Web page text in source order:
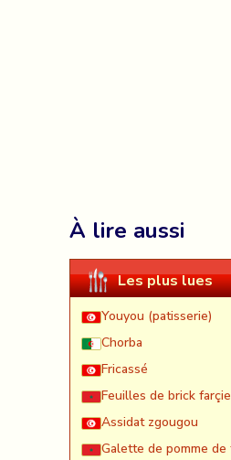
À lire aussi
Les plus lues
Youyou (patisserie)
Chorba
Fricassé
Feuilles de brick
Assidat zgougou
Galette de pomme de